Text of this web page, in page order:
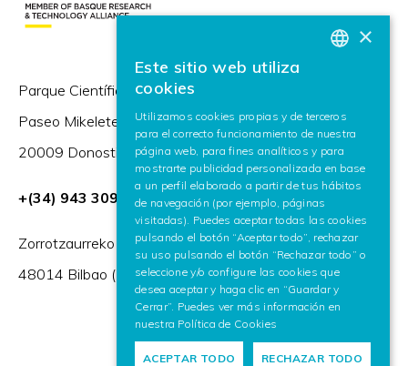
Parque Científico y Tecnológico de Gipuzkoa,
Paseo Mikeletegi 57,
20009 Donostia / San Sebastián (España)
+(34) 943 309 230
Zorrotzaurreko Erribera 2, Deusto,
48014 Bilbao (España)
ENGLISH
×
Este sitio web utiliza
cookies
Utilizamos cookies propias y de terceros
para el correcto funcionamiento de nuestra
página web, para fines analíticos y para
mostrarte publicidad personalizada en base
a un perfil elaborado a partir de tus hábitos
de navegación (por ejemplo, páginas
visitadas). Puedes aceptar todas las cookies
pulsando el botón “Aceptar todo”, rechazar
su uso pulsando el botón “Rechazar todo” o
seleccione y/o configure las cookies que
desea aceptar y haga clic en “Guardar y
Cerrar”. Puedes ver más información en
nuestra Política de Cookies
ACEPTAR TODO RECHAZAR TODO